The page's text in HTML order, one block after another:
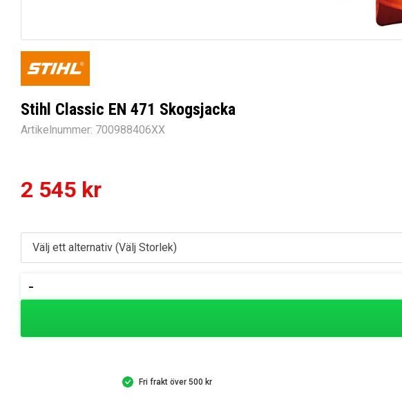
Stihl Classic EN 471 Skogsjacka
Artikelnummer: 700988406XX
2 545 kr
-
Classic
Fri frakt över 500 kr